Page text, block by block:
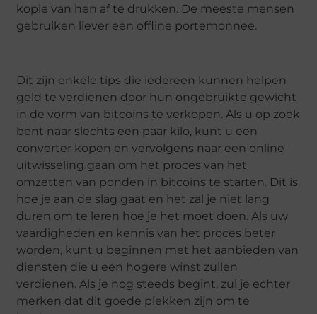
kopie van hen af te drukken. De meeste mensen
gebruiken liever een offline portemonnee.
Dit zijn enkele tips die iedereen kunnen helpen
geld te verdienen door hun ongebruikte gewicht
in de vorm van bitcoins te verkopen. Als u op zoek
bent naar slechts een paar kilo, kunt u een
converter kopen en vervolgens naar een online
uitwisseling gaan om het proces van het
omzetten van ponden in bitcoins te starten. Dit is
hoe je aan de slag gaat en het zal je niet lang
duren om te leren hoe je het moet doen. Als uw
vaardigheden en kennis van het proces beter
worden, kunt u beginnen met het aanbieden van
diensten die u een hogere winst zullen
verdienen. Als je nog steeds begint, zul je echter
merken dat dit goede plekken zijn om te